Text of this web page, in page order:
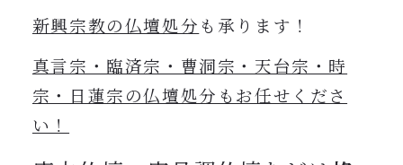
新興宗教の仏壇処分 も承ります！
真言宗・臨済宗・曹洞宗・天台宗・時
宗・日蓮宗の仏壇処分もお任せくださ
い！